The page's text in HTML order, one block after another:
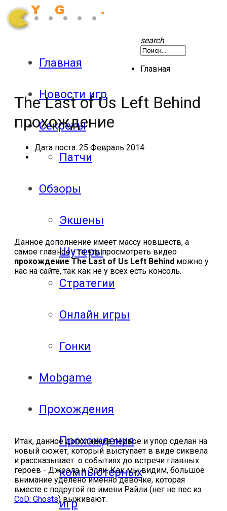
Главная
Новости игр
Секреты
Патчи
Обзоры
Экшены
Шутеры
Стратегии
Онлайн игры
Гонки
Mobgame
Прохождения
Прохождения
компьютерных
игр
search
Главная
The Last of Us Left Behind
прохождение
Дата поста: 25 Февраль 2014
Данное дополнение имеет массу новшеств, а
самое главное - то что просмотреть видео
прохождение The Last of Us Left Behind можно у
нас на сайте, так как не у всех есть консоль.
Итак, данное дополнение первое и упор сделан на
новый сюжет, который выступает в виде сиквела
и рассказывает о событиях до встречи главных
героев - Джоэла и Элли. Как мы видим, большое
внимание уделено именно девочке, которая
вместе с подругой по имени Райли (нет не пес из
CoD: Ghosts) выживают.